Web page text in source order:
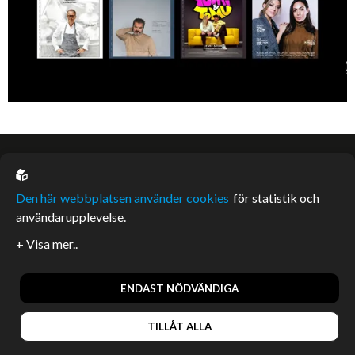
EU casino
Artiklar publicerade på webbplatsen som inte är märkta
redaktionellt är betalda samarbeten.
© 2026, Enterprise Magazine
Den här webbplatsen använder cookies för statistik och
användarupplevelse.
ENDAST NÖDVÄNDIGA
TILLÅT ALLA